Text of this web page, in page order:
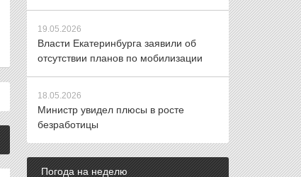
19.05.2026
Власти Екатеринбурга заявили об
отсутствии планов по мобилизации
18.05.2026
Министр увидел плюсы в росте
безработицы
Погода на неделю